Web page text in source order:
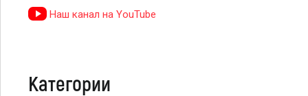
Наш канал на YouTube
Категории